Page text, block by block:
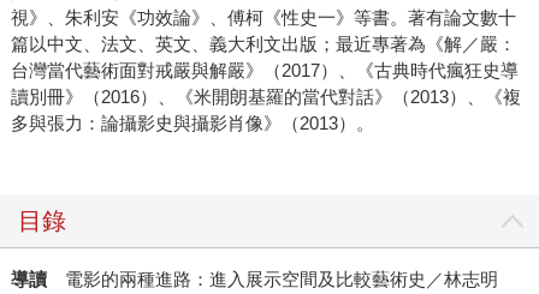
視》、朱利安《功效論》、傅柯《性史一》等書。著有論文數十
篇以中文、法文、英文、義大利文出版；最近專著為《解／嚴：
台灣當代藝術面對戒嚴與解嚴》（2017）、《古典時代瘋狂史導
讀別冊》（2016）、《米開朗基羅的當代對話》（2013）、《複
多與張力：論攝影史與攝影肖像》（2013）。
目錄
導讀電影的兩種進路：進入展示空間及比較藝術史／林志明